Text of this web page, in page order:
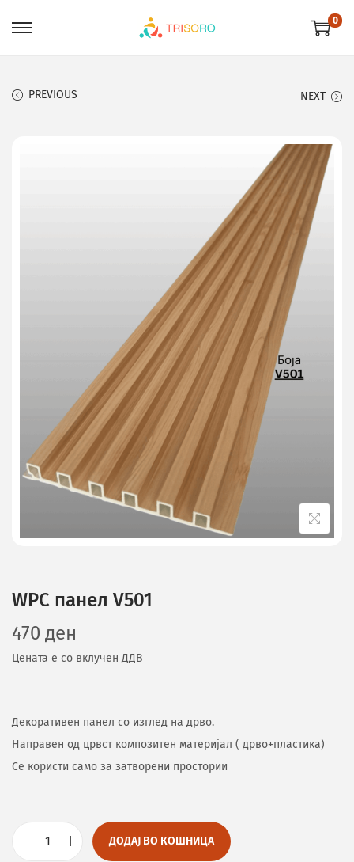
0
PREVIOUS NEXT
WPC панел V501
470 ден
Цената е со вклучен ДДВ
Декоративен панел со изглед на дрво.
Направен од црвст композитен материјал ( дрво+пластика)
Се користи само за затворени простории
ДОДАЈ ВО КОШНИЦА